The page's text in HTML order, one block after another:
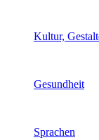
Kultur,
Gesundheit
Sprachen